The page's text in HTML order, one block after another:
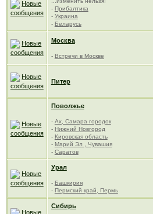
- Прибалтика
- Украина
- Беларусь
Москва
- Встречи в Москве
Питер
Поволжье
- Ах, Самара городок
- Нижний Новгород
- Кировская область
- Марий Эл , Чувашия
- Саратов
Урал
- Башкирия
- Пермский край, Пермь
Сибирь